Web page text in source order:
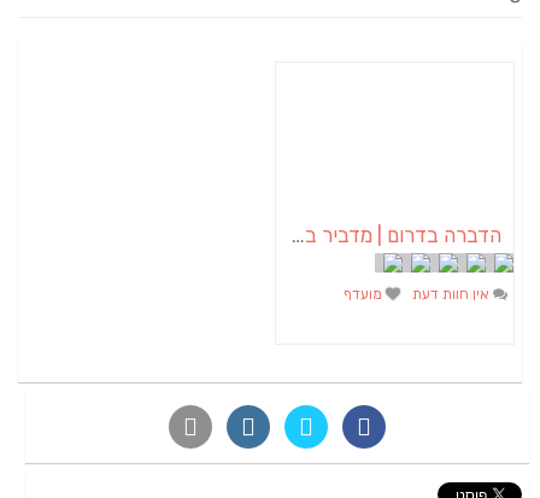
הדברה בדרום | מדביר בדרום – א.א הדברות
אין חוות דעת מועדף